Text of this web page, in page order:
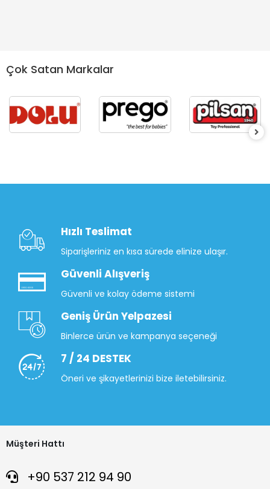
Çok Satan Markalar
Hızlı Teslimat
Siparişleriniz en kısa sürede elinize ulaşır.
Güvenli Alışveriş
Güvenli ve kolay ödeme sistemi
Geniş Ürün Yelpazesi
Binlerce ürün ve kampanya seçeneği
7 / 24 DESTEK
Öneri ve şikayetlerinizi bize iletebilirsiniz.
Müşteri Hattı
+90 537 212 94 90